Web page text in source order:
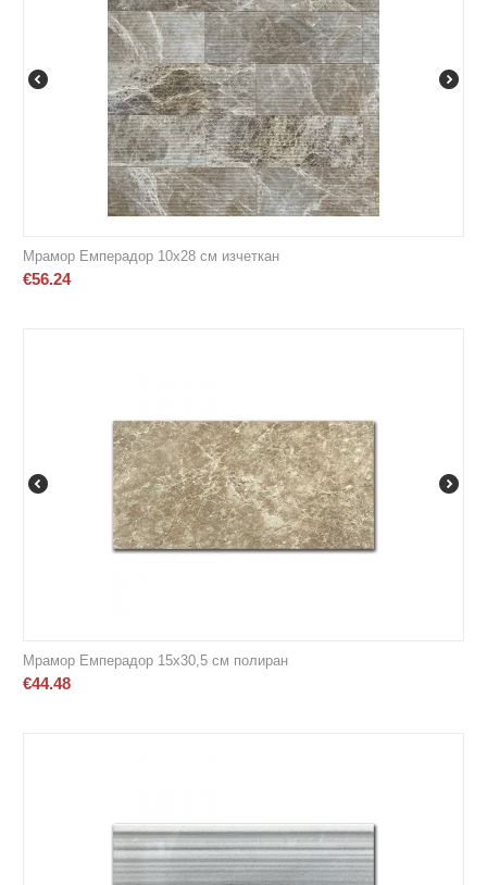
Мрамор Емперадор 10х28 см изчеткан
€56.24
Мрамор Емперадор 15х30,5 см полиран
€44.48